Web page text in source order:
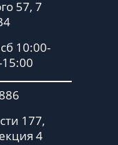
57, 7
10:00-
177,
4